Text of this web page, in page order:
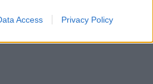
Access Privacy Policy